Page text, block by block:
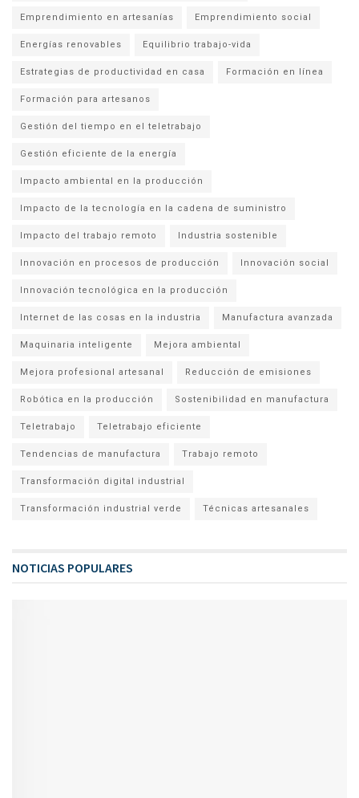
Emprendimiento en artesanías Emprendimiento social
Energías renovables Equilibrio trabajo-vida
Estrategias de productividad en casa Formación en línea
Formación para artesanos
Gestión del tiempo en el teletrabajo
Gestión eficiente de la energía
Impacto ambiental en la producción
Impacto de la tecnología en la cadena de suministro
Impacto del trabajo remoto Industria sostenible
Innovación en procesos de producción Innovación social
Innovación tecnológica en la producción
Internet de las cosas en la industria Manufactura avanzada
Maquinaria inteligente Mejora ambiental
Mejora profesional artesanal Reducción de emisiones
Robótica en la producción Sostenibilidad en manufactura
Teletrabajo Teletrabajo eficiente
Tendencias de manufactura Trabajo remoto
Transformación digital industrial
Transformación industrial verde Técnicas artesanales
NOTICIAS POPULARES